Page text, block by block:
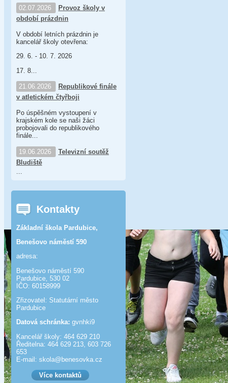
02.07.2026
Provoz školy v
období prázdnin
V období letních prázdnin je
kancelář školy otevřena:
29. 6. - 10. 7. 2026
17. 8...
21.06.2026
Republikové finále
v atletickém čtyřboji
Po úspěšném vystoupení v
krajském kole se naši žáci
probojovali do republikového
finále...
19.06.2026
Televizní soutěž
Bludiště
Kontakty
Základní škola Pardubice,
Benešovo náměstí 590
adresa:
Benešovo náměstí 590
Pardubice, 530 02
IČO: 60158999
Zřizovatel: Statutární město
Pardubice
Datová schránka: gvnhki9
Kancelář školy: 464 629 210
Ředitelna: 464 629 213, 603 726
653
E-mail: skola@benesov­ka.cz
Více kontaktů